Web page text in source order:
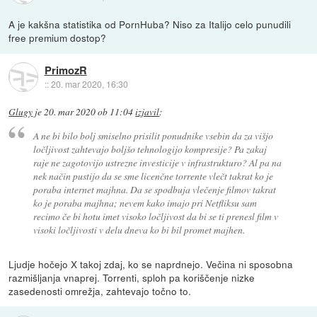
A je kakšna statistika od PornHuba? Niso za Italijo celo punudili
free premium dostop?
PrimozR
::20. mar 2020, 16:30
Glugy je20. mar 2020 ob 11:04izjavil:
A ne bi bilo bolj smiselno prisilit ponudnike vsebin da za višjo
ločljivost zahtevajo boljšo tehnologijo kompresije? Pa zakaj
raje ne zagotovijo ustrezne investicije v infrastrukturo? Al pa na
nek način pustijo da se sme licenčne torrente vlečt takrat ko je
poraba internet majhna. Da se spodbuja vlečenje filmov takrat
ko je poraba majhna; nevem kako imajo pri Netfliksu sam
recimo če bi hotu imet visoko ločljivost da bi se ti prenesl film v
visoki ločljivosti v delu dneva ko bi bil promet majhen.
Ljudje hočejo X takoj zdaj, ko se naprdnejo. Večina ni sposobna
razmišljanja vnaprej. Torrenti, sploh pa koriščenje nizke
zasedenosti omrežja, zahtevajo točno to.